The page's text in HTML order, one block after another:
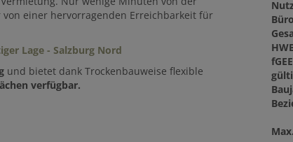
einer hervorragenden Erreichbarkeit für
Lage - Salzburg Nord
und bietet dank Trockenbauweise flexible
verfügbar.
fGEE